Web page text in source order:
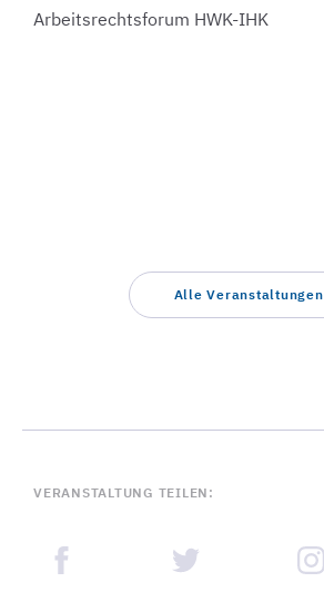
Arbeitsrechtsforum HWK-IHK
Alle Veranstaltungen
VERANSTALTUNG TEILEN: